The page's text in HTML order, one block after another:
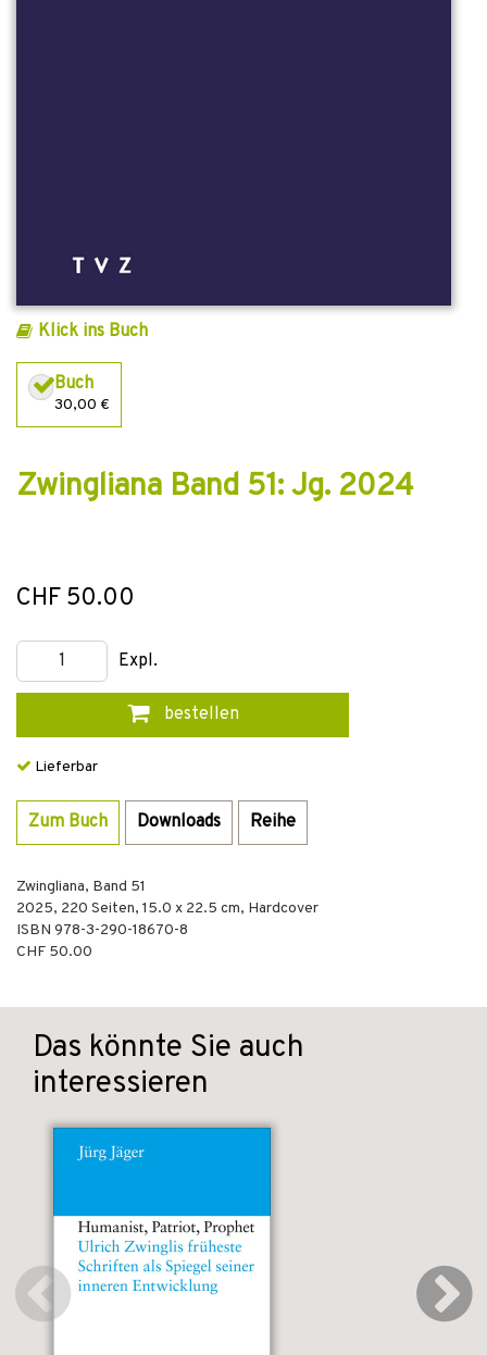
Klick ins Buch
Buch
30,00 €
Zwingliana Band 51: Jg. 2024
CHF 50.00
Expl.
bestellen
Lieferbar
Zum Buch Downloads Reihe
Zwingliana, Band 51
2025, 220 Seiten, 15.0 x 22.5 cm, Hardcover
ISBN 978-3-290-18670-8
CHF 50.00
Das könnte Sie auch
interessieren